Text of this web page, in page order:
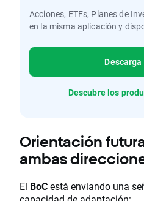
Acciones, ETFs, Planes de
en la misma aplicación y
Descarga
Descubre los
Orientación
ambas
El BoCestá enviando una